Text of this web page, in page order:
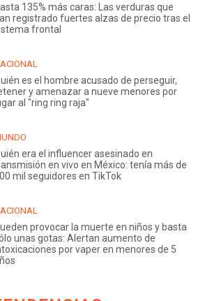
135% más caras: Las verduras que
registrado fuertes alzas de precio tras el
frontal
es el hombre acusado de perseguir,
y amenazar a nueve menores por
al "ring ring raja"
era el influencer asesinado en
en vivo en México: tenía más de
mil seguidores en TikTok
provocar la muerte en niños y basta
unas gotas: Alertan aumento de
por vaper en menores de 5